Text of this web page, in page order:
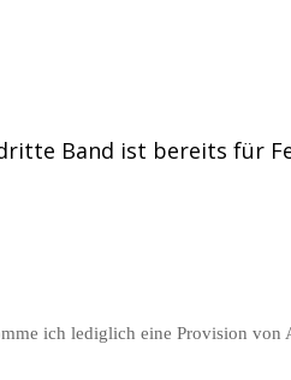
Band ist bereits für
ich lediglich eine Provision von